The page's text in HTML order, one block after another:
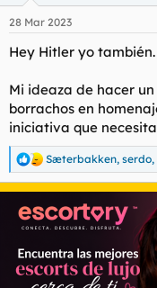
28 Mar 2023
Hey Hitler yo también.
Mi ideaza de hacer
borrachos en
iniciativa que
R
e
a
c
c
o
n
e
Sæterbakken, serdo,